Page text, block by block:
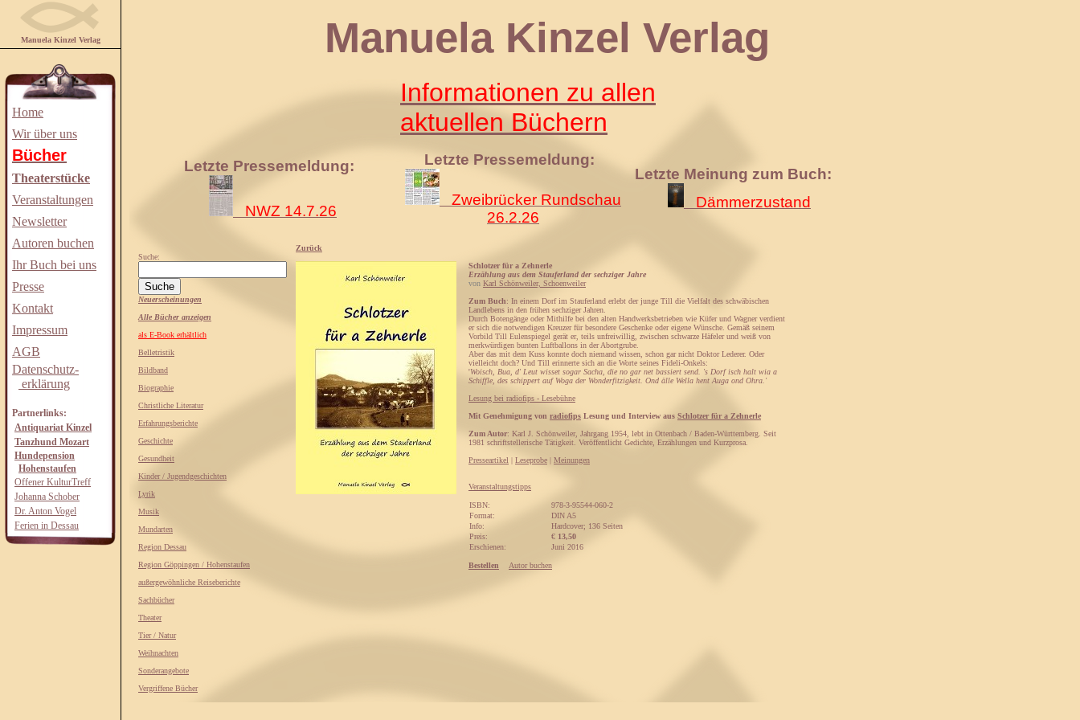
Manuela Kinzel Verlag
Home
Wir über uns
Bücher
Theaterstücke
Veranstaltungen
Newsletter
Autoren buchen
Ihr Buch bei uns
Presse
Kontakt
Impressum
AGB
Datenschutz-
erklärung
Partnerlinks:
Antiquariat Kinzel
Tanzhund Mozart
Hundepension
Hohenstaufen
Offener KulturTreff
Johanna Schober
Dr. Anton Vogel
Ferien in Dessau
Manuela Kinzel Verlag
Informationen zu allen
aktuellen Büchern
Letzte Pressemeldung:
NWZ 14.7.26
Letzte Pressemeldung:
Zweibrücker Rundschau
26.2.26
Letzte Meinung zum Buch:
Dämmerzustand
Suche:
Neuerscheinungen
Alle Bücher anzeigen
als E-Book erhältlich
Belletristik
Bildband
Biographie
Christliche Literatur
Erfahrungsberichte
Geschichte
Gesundheit
Kinder / Jugendgeschichten
Lyrik
Musik
Mundarten
Region Dessau
Region Göppingen / Hohenstaufen
außergewöhnliche Reiseberichte
Sachbücher
Theater
Tier / Natur
Weihnachten
Sonderangebote
Vergriffene Bücher
Zurück
Schlotzer für a Zehnerle
Erzählung aus dem Stauferland der sechziger Jahre
von Karl Schönweiler, Schoenweiler
Zum Buch: In einem Dorf im Stauferland erlebt der junge Till die Vielfalt des schwäbischen
Landlebens in den frühen sechziger Jahren.
Durch Botengänge oder Mithilfe bei den alten Handwerksbetrieben wie Küfer und Wagner verdient
er sich die notwendigen Kreuzer für besondere Geschenke oder eigene Wünsche. Gemäß seinem
Vorbild Till Eulenspiegel gerät er, teils unfreiwillig, zwischen schwarze Häfeler und weiß von
merkwürdigen bunten Luftballons in der Abortgrube.
Aber das mit dem Kuss konnte doch niemand wissen, schon gar nicht Doktor Lederer. Oder
vielleicht doch? Und Till erinnerte sich an die Worte seines Fideli-Onkels:
'Woisch, Bua, d' Leut wisset sogar Sacha, die no gar net bassiert send. 's Dorf isch halt wia a
Schiffle, des schippert auf Woga der Wonderfitzigkeit. Ond älle Wella hent Auga ond Ohra.'
Lesung bei radiofips - Lesebühne
Mit Genehmigung von radiofips Lesung und Interview aus Schlotzer für a Zehnerle
Zum Autor: Karl J. Schönweiler, Jahrgang 1954, lebt in Ottenbach / Baden-Württemberg. Seit
1981 schriftstellerische Tätigkeit. Veröffentlicht Gedichte, Erzählungen und Kurzprosa.
Presseartikel | Leseprobe | Meinungen
Veranstaltungstipps
ISBN:
978-3-95544-060-2
Format:
DIN A5
Info:
Hardcover; 136 Seiten
Preis:
€ 13,50
Erschienen:
Juni 2016
Bestellen Autor buchen